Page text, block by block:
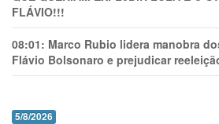
FLÁVIO!!!
08:01: Marco Rubio lidera manobra
Flávio Bolsonaro e prejudicar
5/8/2026